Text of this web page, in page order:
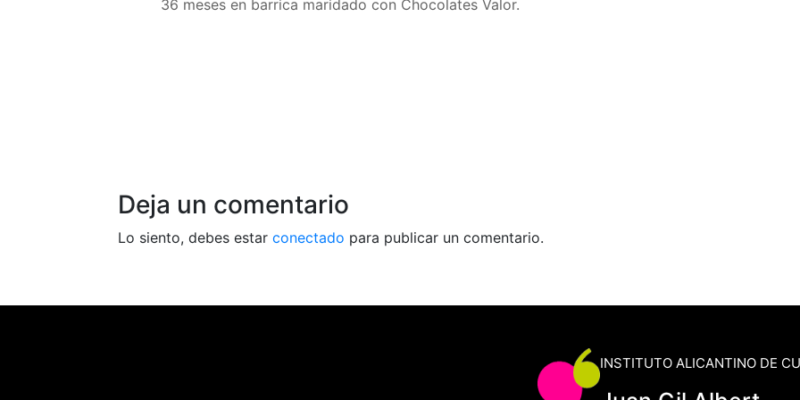
36 meses en barrica maridado con Chocolates Valor.
Deja un comentario
Lo siento, debes estar conectado para publicar un comentario.
INSTITUTO ALICANTINO DE